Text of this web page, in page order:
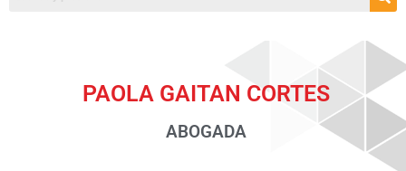
PAOLA GAITAN CORTES
ABOGADA